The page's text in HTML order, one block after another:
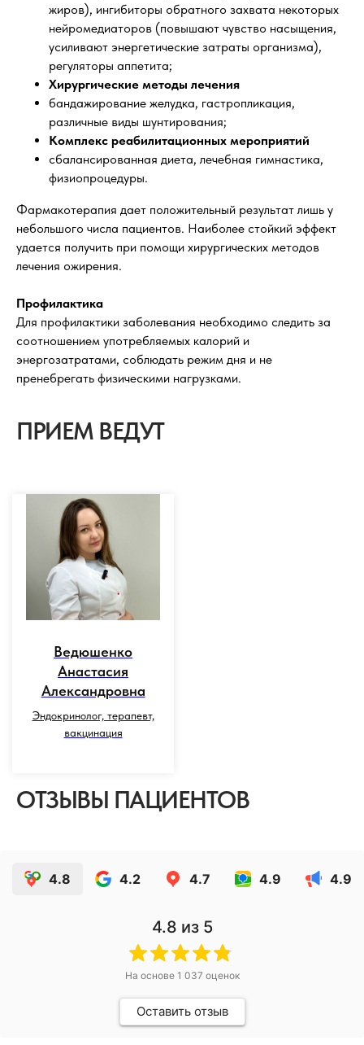
жиров), ингибиторы обратного захвата некоторых
нейромедиаторов (повышают чувство насыщения,
усиливают энергетические затраты организма),
регуляторы аппетита;
Хирургические методы лечения
бандажирование желудка, гастропликация,
различные виды шунтирования;
Комплекс реабилитационных мероприятий
сбалансированная диета, лечебная гимнастика,
физиопроцедуры.
Фармакотерапия дает положительный результат лишь у
небольшого числа пациентов. Наиболее стойкий эффект
удается получить при помощи хирургических методов
лечения ожирения.
Профилактика
Для профилактики заболевания необходимо следить за
соотношением употребляемых калорий и
энергозатратами, соблюдать режим дня и не
пренебрегать физическими нагрузками.
ПРИЕМ ВЕДУТ
Ведюшенко
Анастасия
Александровна
Эндокринолог, терапевт,
вакцинация
ОТЗЫВЫ ПАЦИЕНТОВ
4.8 4.2 4.7 4.9 4.9
4.8 из 5
На основе 1 037 оценок
Оставить отзыв